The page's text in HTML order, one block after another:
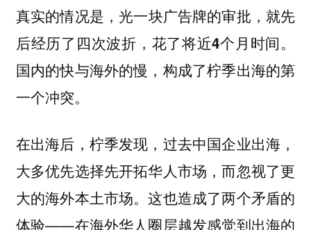
真实的情况是，光一块广告牌的审批，就先
后经历了四次波折，花了将近4个月时间。
国内的快与海外的慢，构成了柠季出海的第
一个冲突。
在出海后，柠季发现，过去中国企业出海，
大多优先选择先开拓华人市场，而忽视了更
大的海外本土市场。这也造成了两个矛盾的
体验——在海外华人圈层越发感觉到出海的